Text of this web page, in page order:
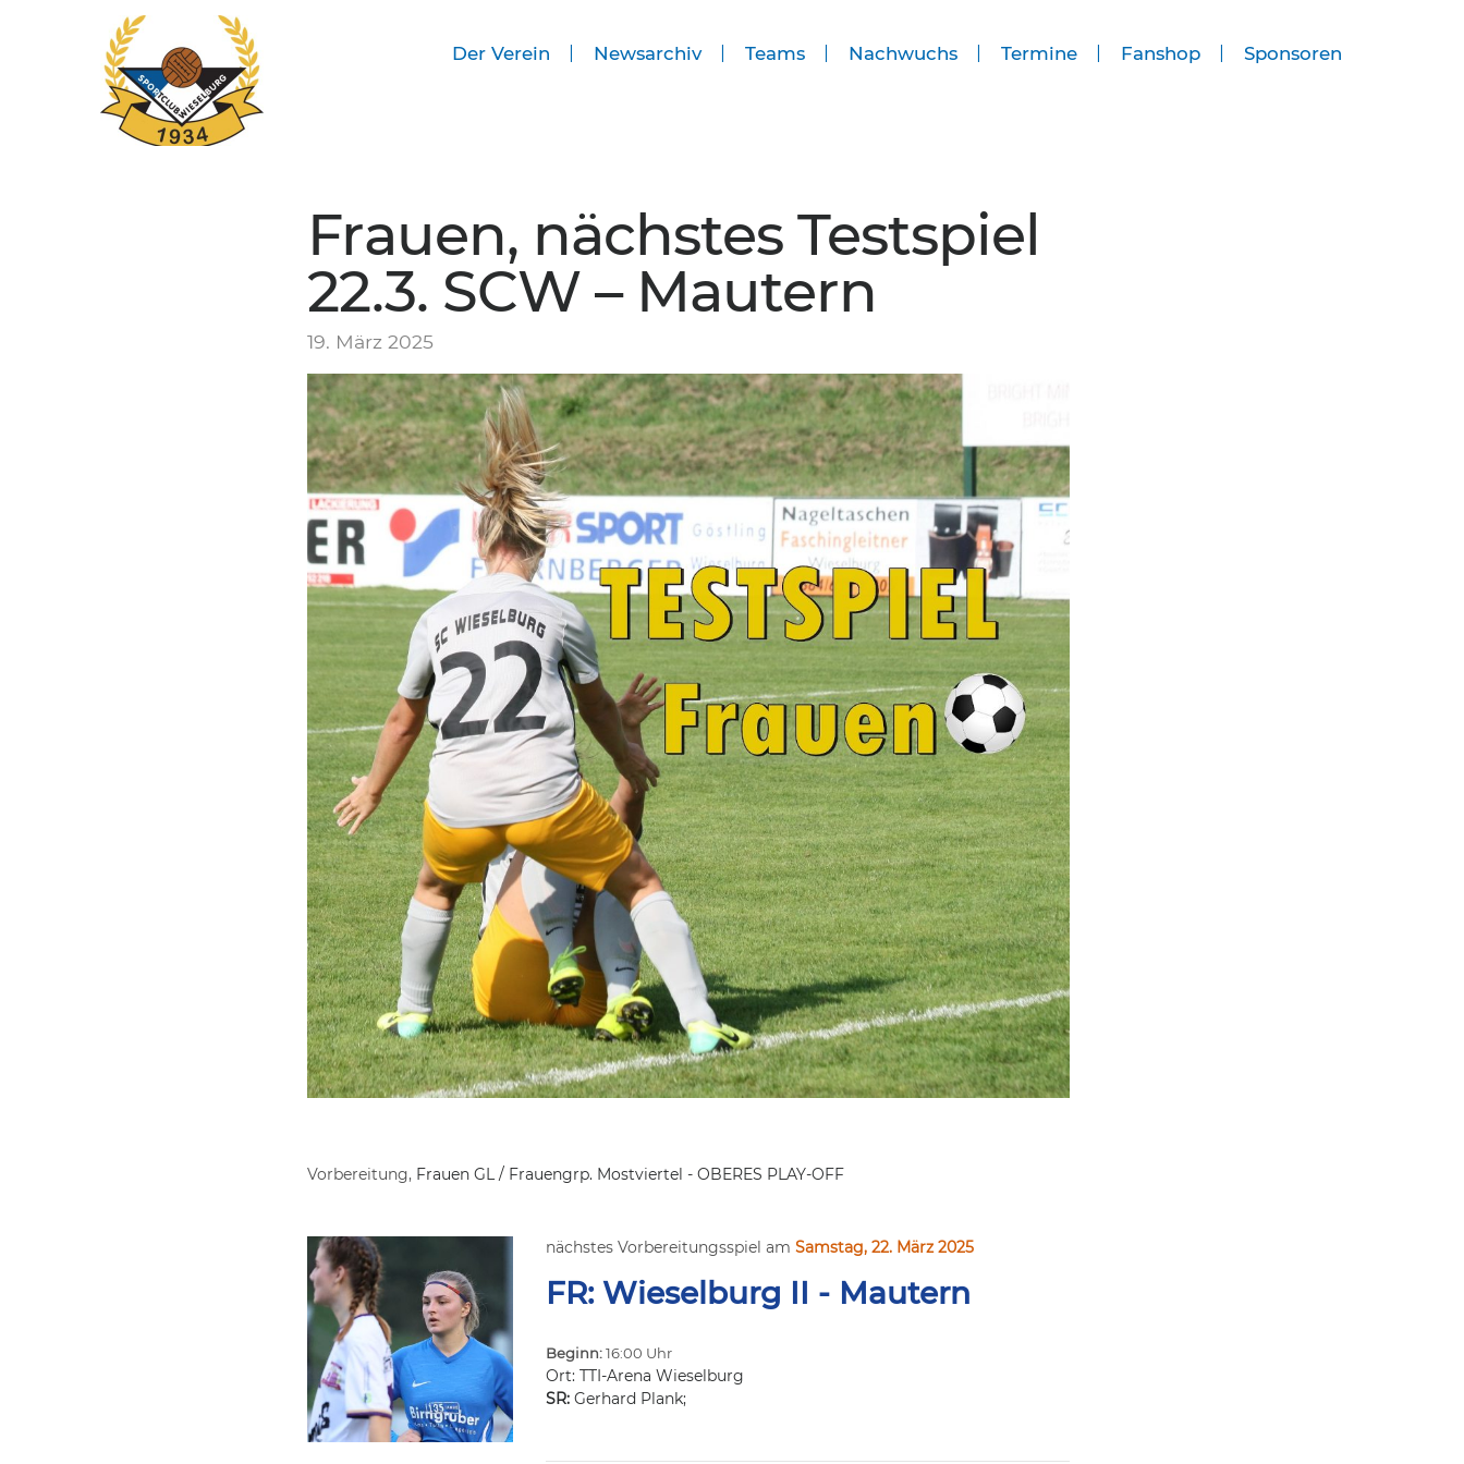
Der Verein Newsarchiv Teams Nachwuchs Termine Fanshop Sponsoren
Frauen, nächstes Testspiel
22.3. SCW – Mautern
19. März 2025
Vorbereitung, Frauen GL / Frauengrp. Mostviertel - OBERES PLAY-OFF
nächstes Vorbereitungsspiel am Samstag, 22. März 2025
FR: Wieselburg II - Mautern
Beginn:16:00 Uhr
Ort: TTI-Arena Wieselburg
SR: Gerhard Plank;